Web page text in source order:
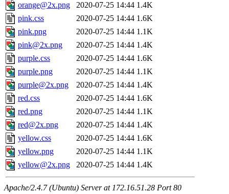
orange@2x.png
2020-07-25 14:44 1.4K
pink.css
2020-07-25 14:44 1.6K
pink.png
2020-07-25 14:44 1.1K
pink@2x.png
2020-07-25 14:44 1.4K
purple.css
2020-07-25 14:44 1.6K
purple.png
2020-07-25 14:44 1.1K
purple@2x.png
2020-07-25 14:44 1.4K
red.css
2020-07-25 14:44 1.6K
red.png
2020-07-25 14:44 1.1K
red@2x.png
2020-07-25 14:44 1.4K
yellow.css
2020-07-25 14:44 1.6K
yellow.png
2020-07-25 14:44 1.1K
yellow@2x.png
2020-07-25 14:44 1.4K
Apache/2.4.7 (Ubuntu) Server at 172.16.51.28 Port 80